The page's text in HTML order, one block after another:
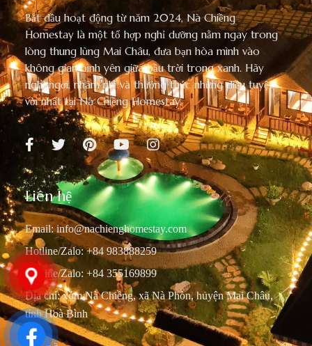
Bắt đầu hoạt động từ năm 2024, Nà Chiềng
Homestay là một tổ hợp nghỉ dưỡng nằm ngay trong
lòng thung lũng Mai Châu, đưa bạn hòa mình vào
không gian bình yên giữa bầu trời trong xanh. Hãy
nghỉ ngơi, nhâm nhi và thưởng thức những điều tuyệt
vời nhất tại Nà Chiềng Homestay.
Liên hệ
Email: info@nachienghomestay.com
Hotline/Zalo: +84 983888259
Hotline/Zalo: +84 355169899
Địa chỉ: xóm Nà Chiềng, xã Nà Phòn, huyện Mai Châu,
tỉnh Hoà Bình